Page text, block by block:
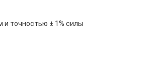
и точностью ± 1% силы